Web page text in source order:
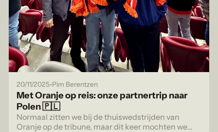
20/11/2025•Pim Berentzen
Met Oranje op reis: onze partnertrip naar
Polen 🇵🇱
Normaal zitten we bij de thuiswedstrijden van
Oranje op de tribune, maar dit keer mochten we